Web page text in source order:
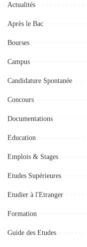
Actualités
Après le Bac
Bourses
Campus
Candidature Spontanée
Concours
Documentations
Education
Emplois & Stages
Etudes Supérieures
Etudier à l'Etranger
Formation
Guide des Etudes